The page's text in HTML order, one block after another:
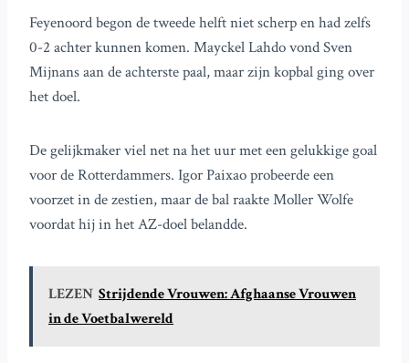
Feyenoord begon de tweede helft niet scherp en had zelfs
0-2 achter kunnen komen. Mayckel Lahdo vond Sven
Mijnans aan de achterste paal, maar zijn kopbal ging over
het doel.
De gelijkmaker viel net na het uur met een gelukkige goal
voor de Rotterdammers. Igor Paixao probeerde een
voorzet in de zestien, maar de bal raakte Moller Wolfe
voordat hij in het AZ-doel belandde.
LEZEN Strijdende Vrouwen: Afghaanse Vrouwen
in de Voetbalwereld